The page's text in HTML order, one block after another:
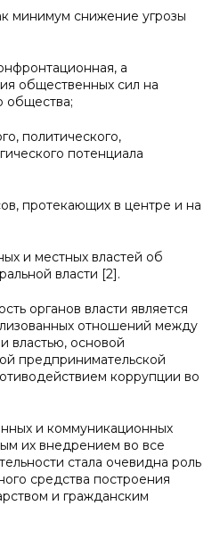
минимум снижение угрозы
а
общественных сил на
общества;
политического,
потенциала
протекающих в центре и на
и местных властей об
власти [2].
органов власти является
отношений между
властью, основой
предпринимательской
коррупции во
и коммуникационных
их внедрением во все
стала очевидна роль
средства построения
и гражданским